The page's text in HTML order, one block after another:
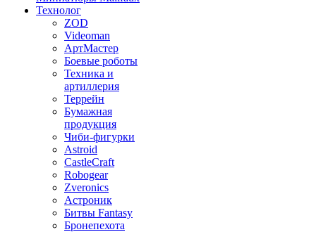
Технолог
ZOD
Videoman
АртМастер
Боевые роботы
Техника и
артиллерия
Террейн
Бумажная
продукция
Чиби-фигурки
Astroid
CastleCraft
Robogear
Zveronics
Астроник
Битвы Fantasy
Бронепехота